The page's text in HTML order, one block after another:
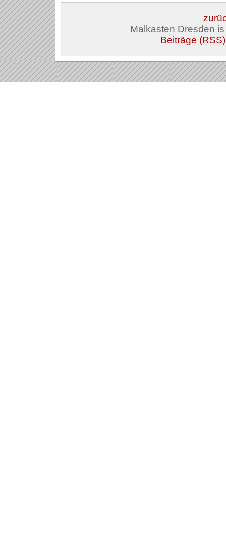
Malkasten Dresden
Beiträge (RSS)